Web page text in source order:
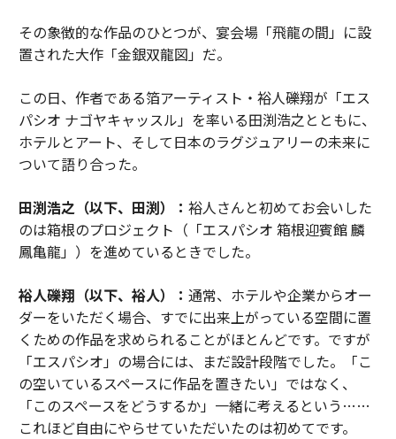
その象徴的な作品のひとつが、宴会場「飛龍の間」に設
置された大作「金銀双龍図」だ。
この日、作者である箔アーティスト・裕人礫翔が「エス
パシオ ナゴヤキャッスル」を率いる田渕浩之とともに、
ホテルとアート、そして日本のラグジュアリーの未来に
ついて語り合った。
田渕浩之（以下、田渕）： 裕人さんと初めてお会いした
のは箱根のプロジェクト（「エスパシオ 箱根迎賓館 麟
鳳亀龍」）を進めているときでした。
裕人礫翔（以下、裕人）： 通常、ホテルや企業からオー
ダーをいただく場合、すでに出来上がっている空間に置
くための作品を求められることがほとんどです。ですが
「エスパシオ」の場合には、まだ設計段階でした。「こ
の空いているスペースに作品を置きたい」ではなく、
「このスペースをどうするか」一緒に考えるという……
これほど自由にやらせていただいたのは初めてです。